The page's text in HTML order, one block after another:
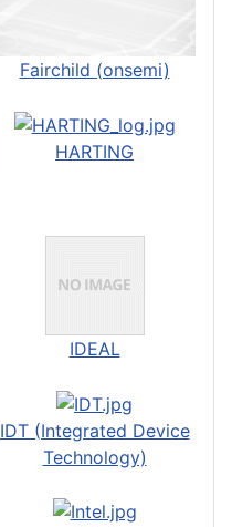
Fairchild (onsemi)
HARTING
IDEAL
IDT (Integrated Device
Technology)